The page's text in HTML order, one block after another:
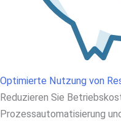
Optimierte Nutzung von
Reduzieren Sie
Prozessautomatisierung